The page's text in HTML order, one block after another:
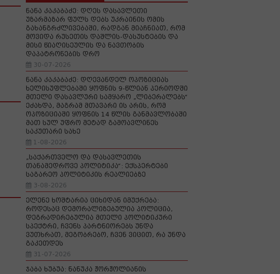
ნანა კაკაბაძე: დღეს დასავლეთი
უზარმაზარ ფულს დებს უკრაინის ომის
გახანგრძლივებაში, რადგან მიაჩნიათ, რომ
მოვიდა რუსეთის დაშლის-დასუსტების და
მისი წიაღისეულის და ნავთობის
დაპატრონების დრო
30-07-2026
ნანა კაკაბაძე: დღევანდელ ოპოზიციას
ხელისუფლებაში ყოფნის 9-წლიან პერიოდში
მთელი დასავლური სამყარო „ლიბერალებს“
ეძახდა, მაგრამ მთავარი ის არის, რომ
ოპოზიციაში ყოფნის 14 წლის განმავლობაში
მათ სულ უფრო მეტად გამოავლინეს
საკუთარი სახე
1-08-2026
„საქართველო და დასავლეთის
თანამედროვე პოლიტიკა“: ექსპერტები
საგარეო პოლიტიკის რეალიებზე
3-08-2026
ელენე ხოშტარია ციხიდან იმუქრება:
როდესაც დემორალიზებულია პოლიცია,
დეგრადირებულია მთელი პოლიტიკური
სპექტრი, ჩვენს პარტნიორებს უნდა
ვუთხრათ, მეგობრებო, ჩვენ ვიცით, რა უნდა
გაკეთდეს
31-07-2026
ჯაბა ხუბუა: ნანუკა ჟორჟოლიანის